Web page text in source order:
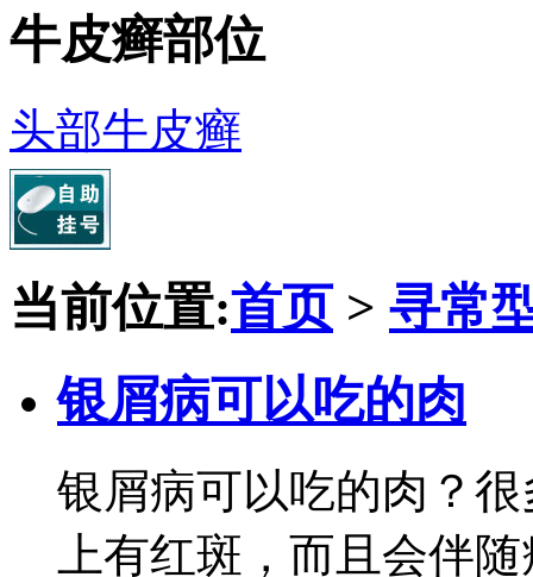
牛皮癣部位
头部牛皮癣
当前位置:首页> 寻常
银屑病可以吃的肉
银屑病可以吃的肉？
上有红斑，而且会伴